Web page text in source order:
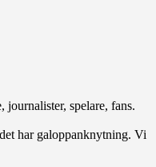
spelare, fans.
har galoppanknytning. Vi